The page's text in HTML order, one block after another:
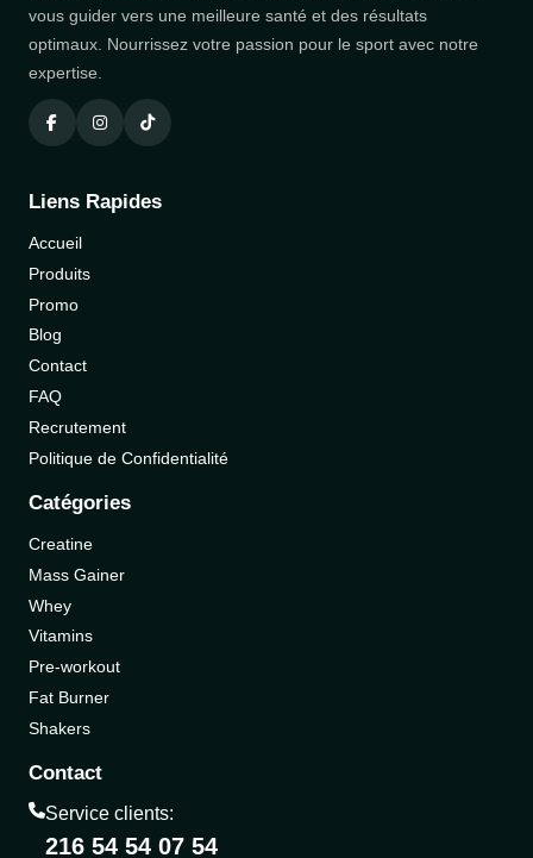
vous guider vers une meilleure santé et des résultats
optimaux. Nourrissez votre passion pour le sport avec notre
expertise.
Liens Rapides
Accueil
Produits
Promo
Blog
Contact
FAQ
Recrutement
Politique de Confidentialité
Catégories
Creatine
Mass Gainer
Whey
Vitamins
Pre-workout
Fat Burner
Shakers
Contact
Service clients:
216 54 54 07 54